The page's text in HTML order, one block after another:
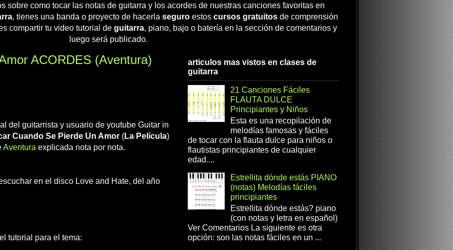
sobre como tocar las notas de guitarra y los acordes de nuestras canciones favoritas en
, tienes una banda o proyecto de hacerla seguroestos cursos gratuitosde comprensión
compartir tu video tutorial de guitarra, piano, bajo o batería en la sección de comentarios y
luego será publicado.
ACORDES (Aventura)
del guitarrista y usuario de youtube Guitar in
Cuando Se Pierde Un Amor (La Película)
Aventura explicada nota por nota.
en el disco Love and Hate, del año
tutorial para el tema:
articulos mas vistos en clases de
guitarra
21 Canciones Fáciles
FLAUTA DULCE
Principiantes y Niños
Esta es una recopilación de
melodías famosas y fáciles
de tocar con la flauta dulce para niños o
flautistas principiantes de cualquier
edad....
Estrellita dónde estás PIANO
(notas) Melodías fáciles
principiantes
Estrellita dónde estás? piano
(con notas y letra en español)
Ver Comentarios La siguiente es otra
opción: son las notas fáciles en un ...